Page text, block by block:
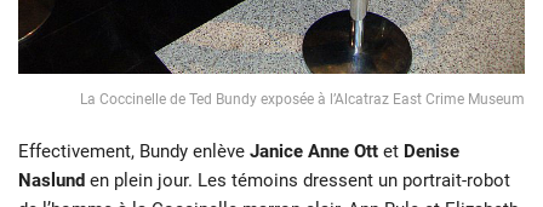
La Coccinelle de Ted Bundy exposée à l’Alcatraz East Crime Museum
Effectivement, Bundy enlève Janice Anne Ott et Denise
Naslund en plein jour. Les témoins dressent un portrait-robot